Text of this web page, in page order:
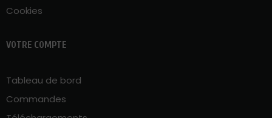
Cookies
VOTRE COMPTE
Tableau de bord
Commandes